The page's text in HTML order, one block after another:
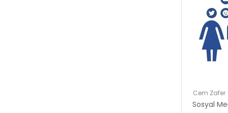
Cem Zafer
Sosyal